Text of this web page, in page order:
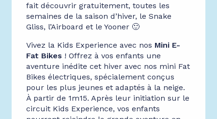
fait découvrir gratuitement, toutes les
semaines de la saison d’hiver, le Snake
Gliss, l’Airboard et le Yooner 🙂
Vivez la Kids Experience avec nos Mini E-
Fat Bikes ! Offrez à vos enfants une
aventure inédite cet hiver avec nos mini Fat
Bikes électriques, spécialement conçus
pour les plus jeunes et adaptés à la neige.
À partir de 1m15. Après leur initiation sur le
circuit Kids Experience, vos enfants